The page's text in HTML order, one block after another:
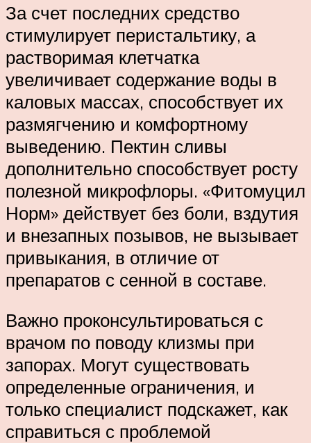
За счет последних средство
стимулирует перистальтику, а
растворимая клетчатка
увеличивает содержание воды в
каловых массах, способствует их
размягчению и комфортному
выведению. Пектин сливы
дополнительно способствует росту
полезной микрофлоры. «Фитомуцил
Норм» действует без боли, вздутия
и внезапных позывов, не вызывает
привыкания, в отличие от
препаратов с сенной в составе.
Важно проконсультироваться с
врачом по поводу клизмы при
запорах. Могут существовать
определенные ограничения, и
только специалист подскажет, как
справиться с проблемой